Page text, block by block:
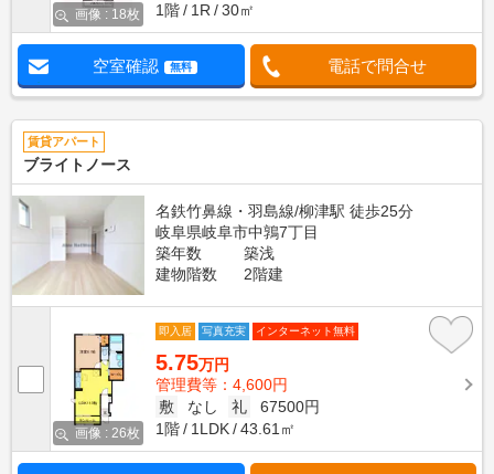
画像 : 18枚
1階
1R 30㎡
空室確認 無料 電話で問合せ
賃貸アパート
ブライトノース
名鉄竹鼻線・羽島線/柳津駅 徒歩25分
岐阜県岐阜市中鶉7丁目
築年数
築浅
建物階数
2階建
画像 : 26枚
即入居 写真充実 インターネット無料
5.75万円
管理費等：4,600円
敷
なし 礼
67500円
1階
1LDK 43.61㎡